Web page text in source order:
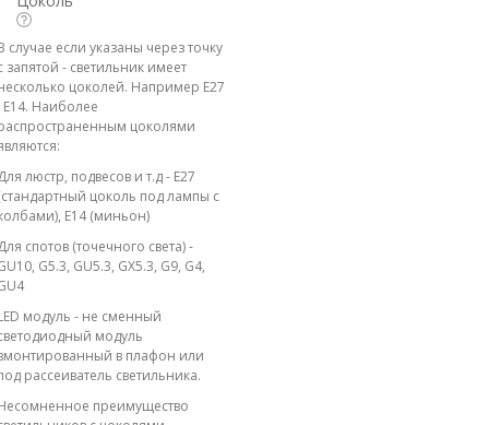
случае если указаны через точку
запятой - светильник имеет
цоколей. Например E27
E14. Наиболее
цоколями
люстр, подвесов и т.д - E27
цоколь под лампы с
E14 (миньон)
спотов (точечного света) -
G5.3, GU5.3, GX5.3, G9, G4,
модуль - не сменный
модуль
в плафон или
рассеиватель светильника.
преимущество